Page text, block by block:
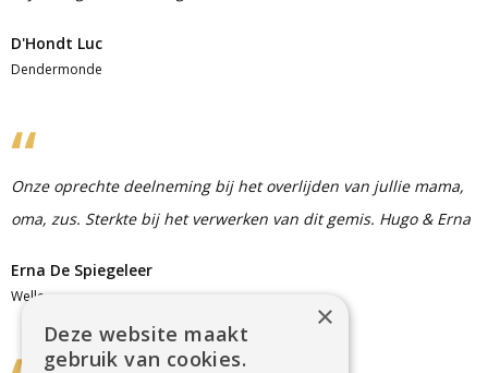
D'Hondt Luc
Dendermonde
Onze oprechte deelneming bij het overlijden van jullie mama,
oma, zus. Sterkte bij het verwerken van dit gemis. Hugo & Erna
Erna De Spiegeleer
Welle
×
Deze website maakt
gebruik van cookies.